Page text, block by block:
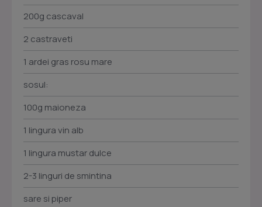
200g cascaval
2 castraveti
1 ardei gras rosu mare
sosul:
100g maioneza
1 lingura vin alb
1 lingura mustar dulce
2-3 linguri de smintina
sare si piper